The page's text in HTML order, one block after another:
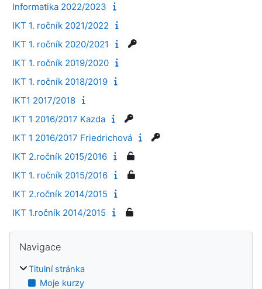
Informatika 2022/2023
IKT 1. ročník 2021/2022
IKT 1. ročník 2020/2021
IKT 1. ročník 2019/2020
IKT 1. ročník 2018/2019
IKT1 2017/2018
IKT 1 2016/2017 Kazda
IKT 1 2016/2017 Friedrichová
IKT 2.ročník 2015/2016
IKT 1. ročník 2015/2016
IKT 2.ročník 2014/2015
IKT 1.ročník 2014/2015
Bloky
Navigace
Titulní stránka
Moje kurzy